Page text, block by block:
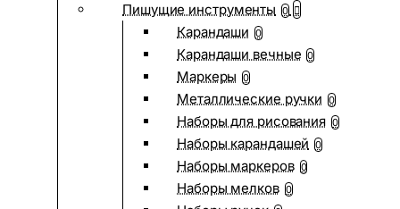
Пишущие инструменты 0
Карандаши 0
Карандаши вечные 0
Маркеры 0
Металлические ручки 0
Наборы для рисования 0
Наборы карандашей 0
Наборы маркеров 0
Наборы мелков 0